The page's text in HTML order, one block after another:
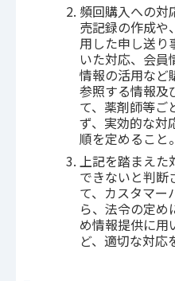
頻回購入への対
売記録の作成や
用した申し送り
いた対応、会員
情報の活用など
参照する情報及
て、薬剤師等ご
ず、実効的な対
順を定めること。
上記を踏まえ
できないと判断
て、カスタマー
ら、法令の定め
め情報提供に用
ど、適切な対応